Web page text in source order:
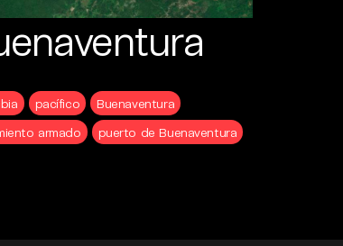
pacífico
Buenaventura
armado puerto de Buenaventura